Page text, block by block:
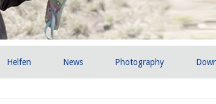
Helfen News Photography